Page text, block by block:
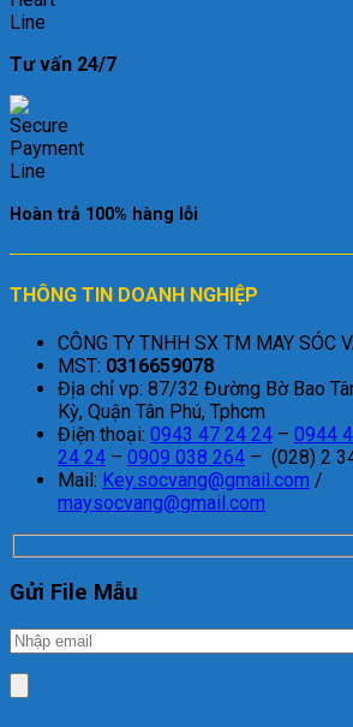
Tư vấn 24/7
Hoàn trả 100% hàng lỗi
THÔNG TIN DOANH NGHIỆP
CÔNG TY TNHH SX TM MAY SÓC
MST: 0316659078
Địa chỉ vp: 87/32 Đường Bờ Bao
Kỳ, Quận Tân Phú, Tphcm
Điện thoại: 0943 47 24 24 – 0944
24 24 – 0909 038 264 – (028) 2
Mail: Key.socvang@gmail.com /
maysocvang@gmail.com
Gửi File Mẫu